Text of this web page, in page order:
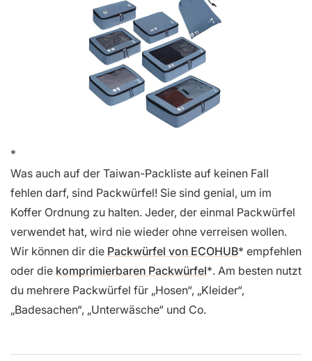
Was auch auf der Taiwan-Packliste auf keinen Fall
fehlen darf, sind Packwürfel! Sie sind genial, um im
Koffer Ordnung zu halten. Jeder, der einmal Packwürfel
verwendet hat, wird nie wieder ohne verreisen wollen.
Wir können dir die Packwürfel von ECOHUB empfehlen
oder die komprimierbaren Packwürfel . Am besten nutzt
du mehrere Packwürfel für „Hosen“, „Kleider“,
„Badesachen“, „Unterwäsche“ und Co.